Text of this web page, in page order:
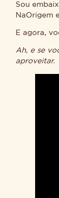
Sou
NaOrigem
E agora,
Ah, e se
aproveitar.